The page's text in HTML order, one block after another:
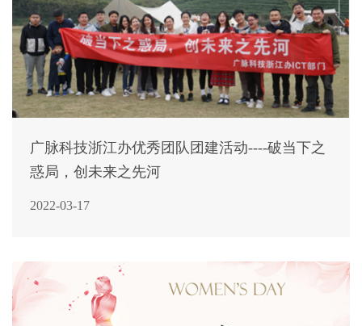
广脉科技浙江办优秀团队团建活动----破当下之
惑局，创未来之先河
2022-03-17